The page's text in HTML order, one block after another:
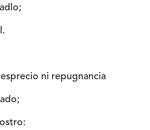
ni repugnancia